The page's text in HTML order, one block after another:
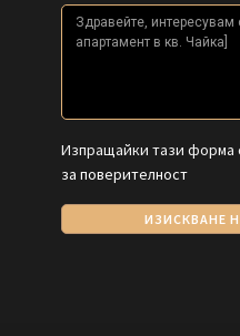
Изпращайки тази форма
за поверителност
ИЗИСКВАНЕ